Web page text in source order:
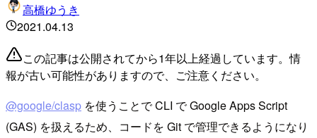
高橋ゆうき
2021.04.13
この記事は公開されてから1年以上経過しています。情
報が古い可能性がありますので、ご注意ください。
@google/clasp を使うことで CLI で Google Apps Script
(GAS) を扱えるため、コードを Git で管理できるようになり